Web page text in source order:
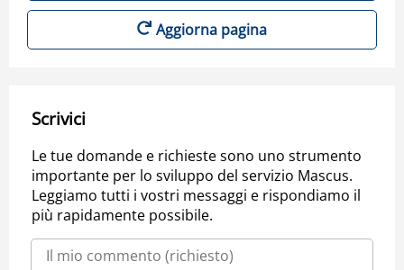
Aggiorna pagina
Scrivici
Le tue domande e richieste sono uno strumento
importante per lo sviluppo del servizio Mascus.
Leggiamo tutti i vostri messaggi e rispondiamo il
più rapidamente possibile.